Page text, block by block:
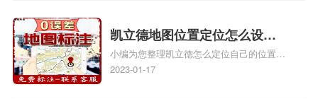
门指路人地图标注服务中心地址标注上地图
怎么弄相关地图标注知识，详情可查看下方
正文！
凯立德地图位置定位怎么设置
自己的指路人地图标注服务中
心名？凯立德地图位置定位怎
小编为您整理凯立德怎么定位自己的位置
啊、手机凯立德地图定位怎么设置往上走、
2023-01-17